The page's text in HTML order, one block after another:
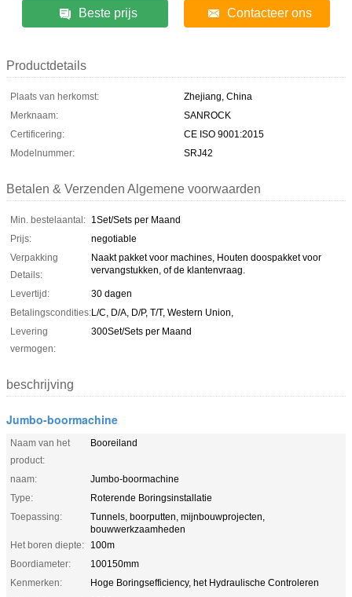
Beste prijs Contacteer ons
Productdetails
Plaats van herkomst:
Zhejiang, China
Merknaam:
SANROCK
Certificering:
CE ISO 9001:2015
Modelnummer:
SRJ42
Betalen & Verzenden Algemene voorwaarden
Min. bestelaantal: 1Set/Sets per Maand
Prijs:
negotiable
Verpakking
Details:
Naakt pakket voor machines, Houten doospakket voor
vervangstukken, of de klantenvraag.
Levertijd:
30 dagen
Betalingscondities:L/C, D/A, D/P, T/T, Western Union,
Levering
vermogen:
300Set/Sets per Maand
beschrijving
Jumbo-boormachine
Naam van het
product:
Booreiland
naam:
Jumbo-boormachine
Type:
Roterende Boringsinstallatie
Toepassing:
Tunnels, boorputten, mijnbouwprojecten,
bouwwerkzaamheden
Het boren diepte:
100m
Boordiameter:
100150mm
Kenmerken:
Hoge Boringsefficiency, het Hydraulische Controleren